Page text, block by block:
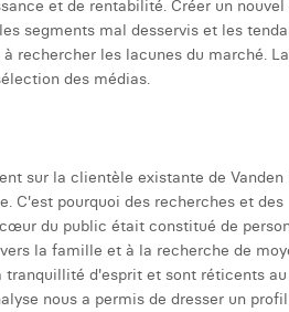
et de rentabilité. Créer un nouvel
segments mal desservis et les
rechercher les lacunes du marché. La
des médias.
sur la clientèle existante de Vanden
C'est pourquoi des recherches et des
du public était constitué de
la famille et à la recherche de
tranquillité d'esprit et sont réticents
nous a permis de dresser un